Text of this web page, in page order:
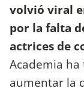
volvió viral
por la falta
actrices de
Academia
aumentar la